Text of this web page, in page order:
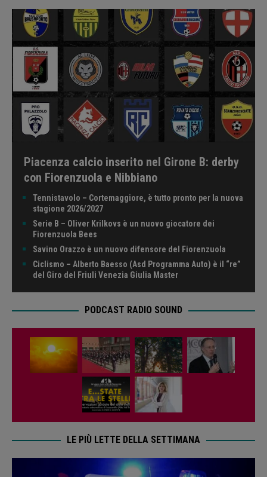
Piacenza calcio inserito nel Girone B: derby
con Fiorenzuola e Nibbiano
Tennistavolo – Cortemaggiore, è tutto pronto per la nuova
stagione 2026/2027
Serie B – Oliver Krilkovs è un nuovo giocatore dei
Fiorenzuola Bees
Savino Orazzo è un nuovo difensore del Fiorenzuola
Ciclismo – Alberto Baesso (Asd Programma Auto) è il “re”
del Giro del Friuli Venezia Giulia Master
PODCAST RADIO SOUND
LE PIÙ LETTE DELLA SETTIMANA